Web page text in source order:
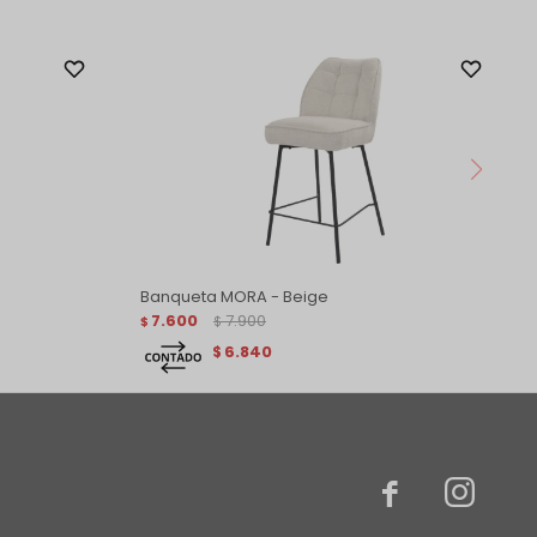
Banqueta MORA - Beige
$ 7.600 $ 7.900
$ 6.840
 